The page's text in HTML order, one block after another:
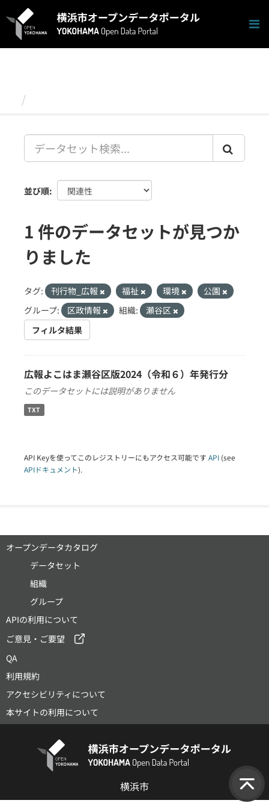
キ
並び順
1 件のデータセットが見つか
りました
タグ: 刊行物_広報 福祉 環境
公園
グループ:
区政情報 組織:
瀬谷区
フィルタ結果
広報よこはま瀬谷区版2024（令和６）年発行分
このデータセットには説明がありません
TXT
API Keyを使ってこのレジストリーにもアクセス可能です API (see
APIドキュメント).
オープンデータカタログ
データセット
組織
グループ
APIの利用について
ご意見・ご要望
QA
利用規約
アクセシビリティについて
本サイトの利用について
横浜市